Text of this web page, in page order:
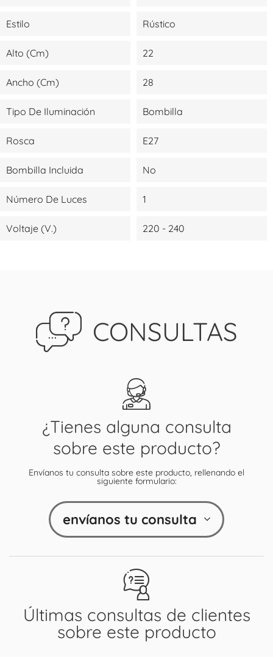
Estilo Rústico
Alto (cm) 22
Ancho (cm) 28
Tipo De Iluminación Bombilla
Rosca E27
Bombilla Incluida No
Número De Luces 1
Voltaje (V.) 220 - 240
CONSULTAS
Últimas consultas de clientes
sobre este producto
¿Tienes alguna consulta
sobre este producto?
Envíanos tu consulta sobre este producto, rellenando el
siguiente formulario:
envíanos tu consulta